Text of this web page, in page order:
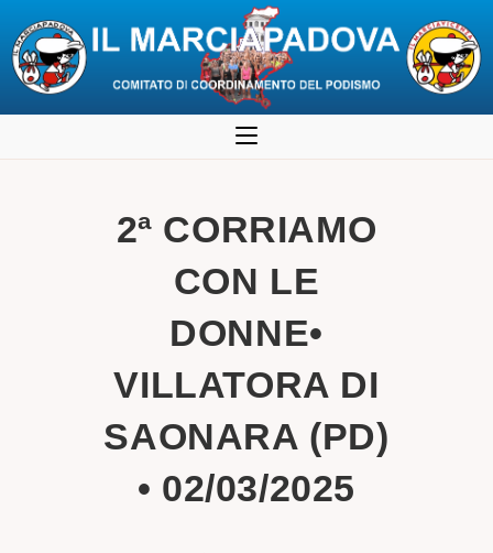
al
2ª CORRIAMO
CON LE
DONNE•
VILLATORA DI
SAONARA (PD)
• 02/03/2025